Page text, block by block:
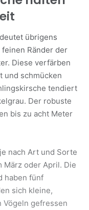
übrigens
feinen Ränder der
Diese verfärben
und schmücken
tendiert
Der robuste
bis zu acht Meter
nach Art und Sorte
März oder April. Die
haben fünf
sich kleine,
Vögeln gefressen